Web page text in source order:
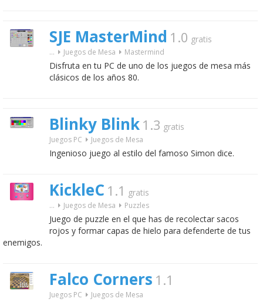
SJE MasterMind 1.0 gratis
... Juegos de Mesa Mastermind
Disfruta en tu PC de uno de los juegos de mesa más
clásicos de los años 80.
Blinky Blink 1.3 gratis
Juegos PC Juegos de Mesa
Ingenioso juego al estilo del famoso Simon dice.
KickleC 1.1 gratis
... Juegos de Mesa Puzzles
Juego de puzzle en el que has de recolectar sacos
rojos y formar capas de hielo para defenderte de tus
enemigos.
Falco Corners 1.1
Juegos PC Juegos de Mesa